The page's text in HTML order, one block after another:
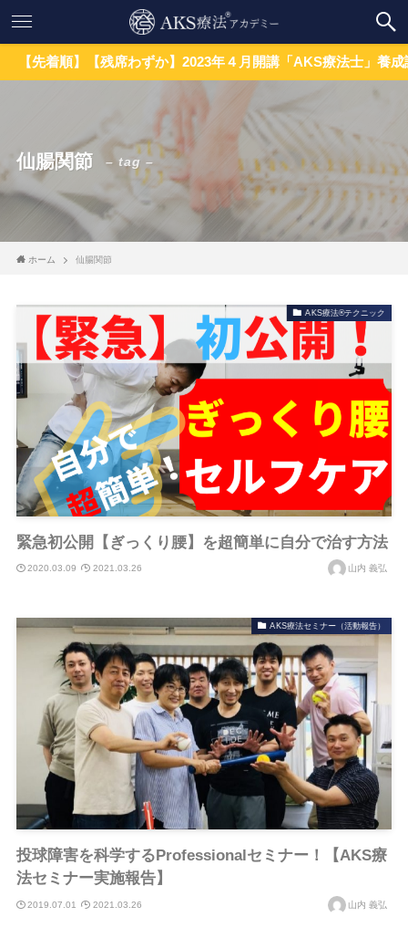
】【残席わずか】2023年４月開講「AKS療法士」養成講座
仙腸関節 – tag –
ホーム 仙腸関節
AKS療法®テクニック
緊急初公開【ぎっくり腰】を超簡単に自分で治す方法
2020.03.09 2021.03.26 山内 義弘
AKS療法セミナー（活動報告）
投球障害を科学するProfessionalセミナー！【AKS療
法セミナー実施報告】
2019.07.01 2021.03.26 山内 義弘